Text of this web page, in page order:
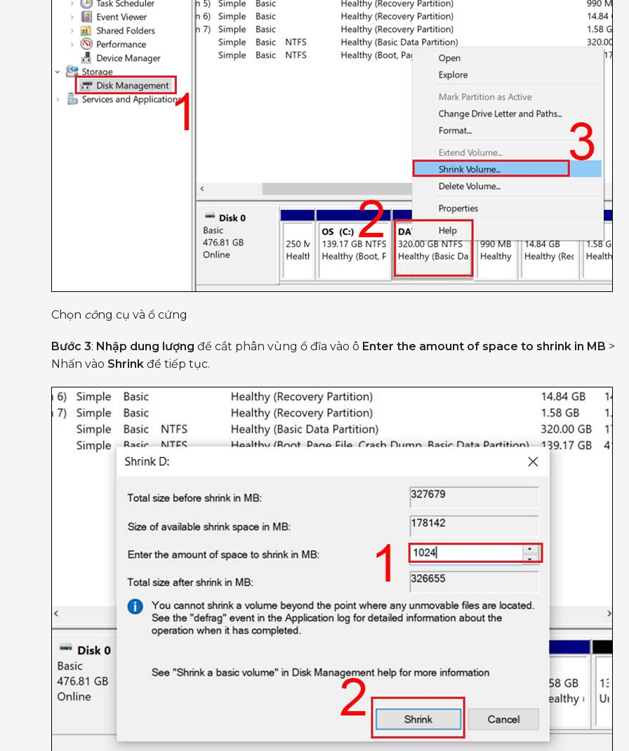
Chọn công cụ và ổ cứng
Bước 3: Nhập dung lượng để cắt phân vùng ổ đĩa vào ô Enter the amount of space to shrink in MB >
Nhấn vào Shrink để tiếp tục.